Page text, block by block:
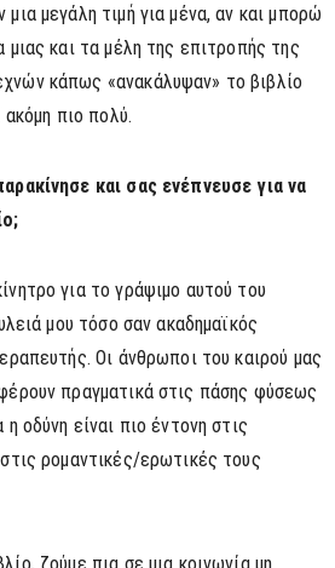
μεγάλη τιμή για μένα, αν και μπορώ
μιας και τα μέλη της επιτροπής της
κάπως «ανακάλυψαν» το βιβλίο
ακόμη πιο πολύ.
και σας ενέπνευσε για να
για το γράψιμο αυτού του
μου τόσο σαν ακαδημαϊκός
Οι άνθρωποι του καιρού μας
πραγματικά στις πάσης φύσεως
οδύνη είναι πιο έντονη στις
ρομαντικές/ερωτικές τους